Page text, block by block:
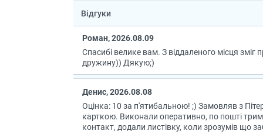
Відгуки
Роман, 2026.08.09
Спасибі велике вам. З віддаленого місця зміг
дружину)) Дякую;)
Денис, 2026.08.08
Оцінка: 10 за п'ятибальною! ;) Замовляв з
карткою. Виконали оперативно, по пошті
контакт, додали листівку, коли зрозумів що